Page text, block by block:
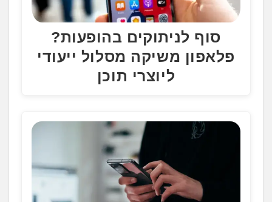
סוף לניתוקים בהופעות?
פלאפון משיקה מסלול ייעודי
ליוצרי תוכן